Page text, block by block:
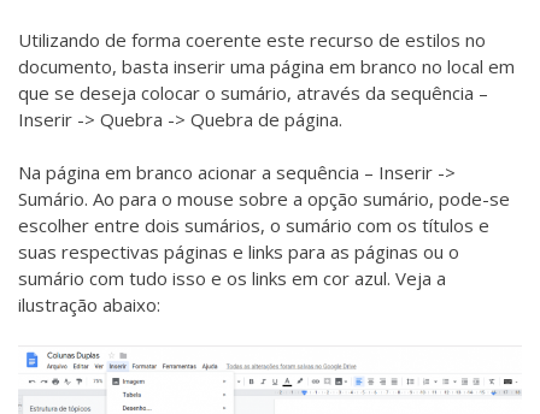
Utilizando de forma coerente este recurso de estilos no
documento, basta inserir uma página em branco no local em
que se deseja colocar o sumário, através da sequência –
Inserir -> Quebra -> Quebra de página.
Na página em branco acionar a sequência – Inserir ->
Sumário. Ao para o mouse sobre a opção sumário, pode-se
escolher entre dois sumários, o sumário com os títulos e
suas respectivas páginas e links para as páginas ou o
sumário com tudo isso e os links em cor azul. Veja a
ilustração abaixo: